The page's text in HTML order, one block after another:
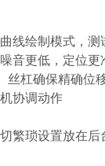
线绘制模式，测
音更低，定位
丝杠确保精确位
协调动作
繁琐设置放在后